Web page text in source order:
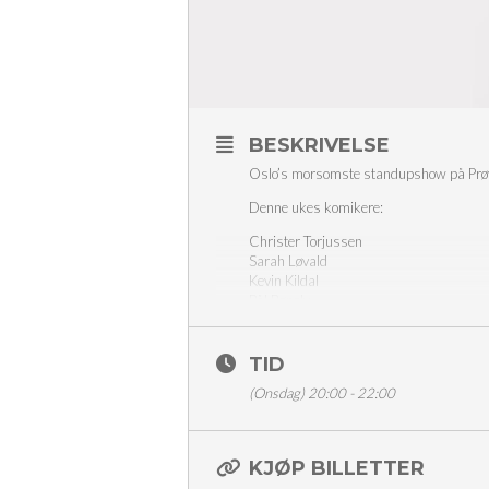
BESKRIVELSE
Oslo’s morsomste standupshow på
Denne ukes komikere:
Christer Torjussen
Sarah Løvald
Kevin Kildal
Kjente komikere og nye talenter tester
Opplev standup show med nerve og
Opplev standup show med nerve og
Det med god grunn at Prøverøret er
TID
(Onsdag) 20:00 - 22:00
KJØP BILLETTER